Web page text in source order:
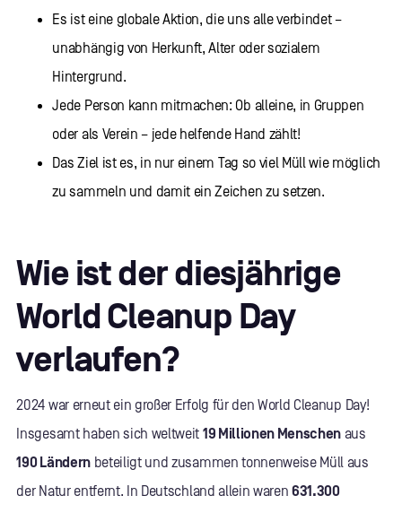
Es ist eine globale Aktion, die uns alle verbindet –
unabhängig von Herkunft, Alter oder sozialem
Hintergrund.
Jede Person kann mitmachen: Ob alleine, in Gruppen
oder als Verein – jede helfende Hand zählt!
Das Ziel ist es, in nur einem Tag so viel Müll wie möglich
zu sammeln und damit ein Zeichen zu setzen.
Wie ist der diesjährige
World Cleanup Day
verlaufen?
2024 war erneut ein großer Erfolg für den World Cleanup Day!
Insgesamt haben sich weltweit 19 Millionen Menschen aus
190 Ländernbeteiligt und zusammen tonnenweise Müll aus
der Natur entfernt. In Deutschland allein waren631.300